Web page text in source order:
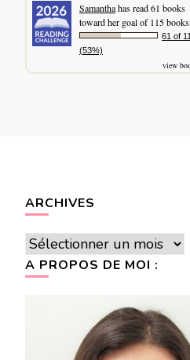
Samanthahas read 61 books
toward her goal of 115 books.
61 of
(53%)
view
ARCHIVES
Archives
A PROPOS DE MOI :